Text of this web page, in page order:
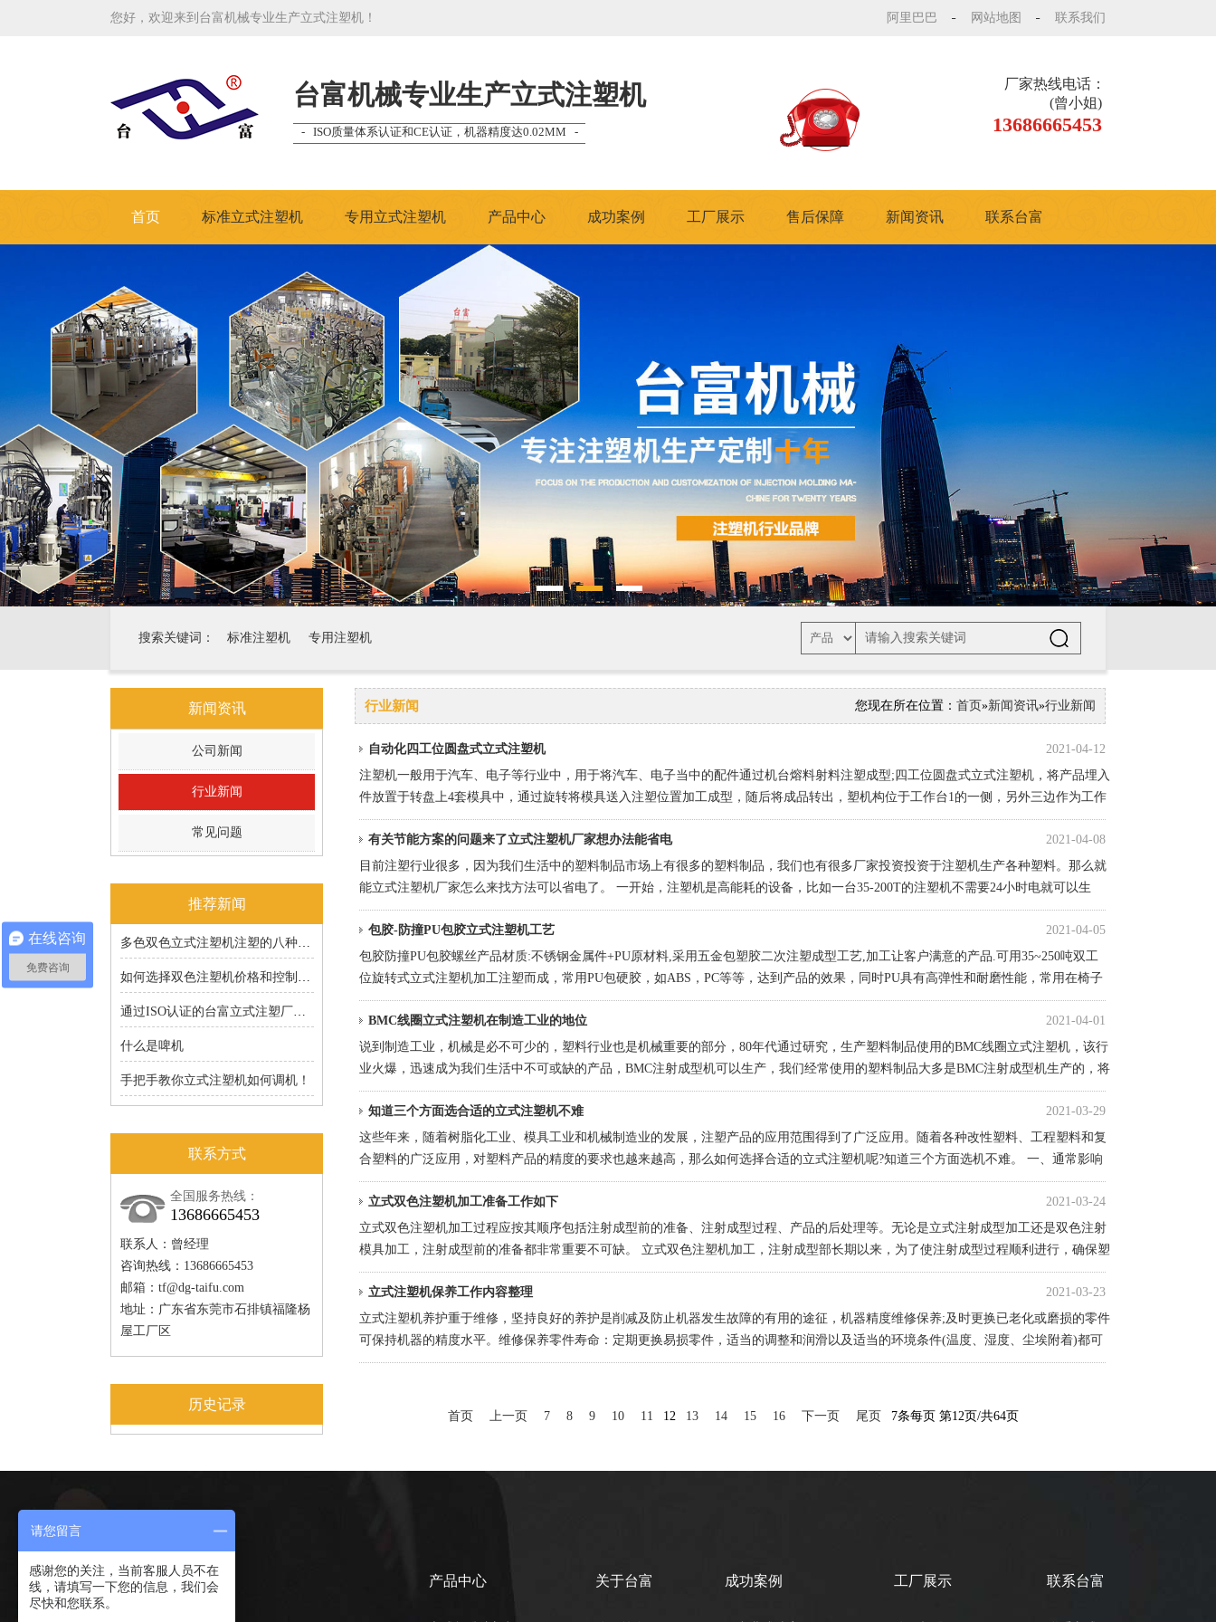
您好，欢迎来到台富机械专业生产立式注塑机！ 联系我们
网站地图
阿里巴巴
台富机械专业生产立式注塑机
- ISO质量体系认证和CE认证，机器精度达0.02MM -
厂家热线电话：
(曾小姐)
13686665453
首页 标准立式注塑机 专用立式注塑机 产品中心 成功案例 工厂展示 售后保障 新闻资讯 联系台富
搜索关键词： 标准注塑机 专用注塑机
新闻资讯
公司新闻
行业新闻
常见问题
推荐新闻
多色双色立式注塑机注塑的八种成型工艺分享
如何选择双色注塑机价格和控制成本
通过ISO认证的台富立式注塑厂家的6S原来有道理的
什么是啤机
手把手教你立式注塑机如何调机！
联系方式
全国服务热线：
13686665453
联系人：曾经理
咨询热线：13686665453
邮箱： tf@dg-taifu.com
地址：广东省东莞市石排镇福隆杨
屋工厂区
历史记录
您现在所在位置： 首页»新闻资讯»行业新闻
行业新闻
2021-04-12
自动化四工位圆盘式立式注塑机
注塑机一般用于汽车、电子等行业中，用于将汽车、电子当中的配件通过机台熔料射料注塑成型;四工位圆盘式立式注塑机，将产品埋入
件放置于转盘上4套模具中，通过旋转将模具送入注塑位置加工成型，随后将成品转出，塑机构位于工作台1的一侧，另外三边作为工作
台1的三个工位，供三个工人工作，转盘机构能够带动模具转动至注
2021-04-08
有关节能方案的问题来了立式注塑机厂家想办法能省电
目前注塑行业很多，因为我们生活中的塑料制品市场上有很多的塑料制品，我们也有很多厂家投资投资于注塑机生产各种塑料。那么就
能立式注塑机厂家怎么来找方法可以省电了。 一开始，注塑机是高能耗的设备，比如一台35-200T的注塑机不需要24小时电就可以生
产，成本大约在90百到450元左右，很多注塑机都
2021-04-05
包胶-防撞PU包胶立式注塑机工艺
包胶防撞PU包胶螺丝产品材质:不锈钢金属件+PU原材料,采用五金包塑胶二次注塑成型工艺,加工让客户满意的产品.可用35~250吨双工
位旋转式立式注塑机加工注塑而成，常用PU包硬胶，如ABS ， PC等等，达到产品的效果，同时PU具有高弹性和耐磨性能，常用在椅子
轮子、箱包轮子等等，
2021-04-01
BMC线圈立式注塑机在制造工业的地位
说到制造工业，机械是必不可少的，塑料行业也是机械重要的部分，80年代通过研究，生产塑料制品使用的BMC线圈立式注塑机，该行
业火爆，迅速成为我们生活中不可或缺的产品，BMC注射成型机可以生产，我们经常使用的塑料制品大多是BMC注射成型机生产的，将
来也是持续大幅增长的行业。 BMC立式注塑机作为
2021-03-29
知道三个方面选合适的立式注塑机不难
这些年来，随着树脂化工业、模具工业和机械制造业的发展，注塑产品的应用范围得到了广泛应用。随着各种改性塑料、工程塑料和复
合塑料的广泛应用，对塑料产品的精度的要求也越来越高，那么如何选择合适的立式注塑机呢?知道三个方面选机不难。 一、通常影响
注塑机选择的重要因素包括产品重复精度、开模位置、周期时
2021-03-24
立式双色注塑机加工准备工作如下
立式双色注塑机加工过程应按其顺序包括注射成型前的准备、注射成型过程、产品的后处理等。无论是立式注射成型加工还是双色注射
模具加工，注射成型前的准备都非常重要不可缺。 立式双色注塑机加工，注射成型部长期以来，为了使注射成型过程顺利进行，确保塑
料制品的质量，在注射成型前要做好必要的准备。包括塑料原料
2021-03-23
立式注塑机保养工作内容整理
立式注塑机养护重于维修，坚持良好的养护是削减及防止机器发生故障的有用的途征，机器精度维修保养;及时更换已老化或磨损的零件
可保持机器的精度水平。维修保养零件寿命：定期更换易损零件，适当的调整和润滑以及适当的环境条件(温度、湿度、尘埃附着)都可
以延长零件的寿命。生产效率：减少停机时间及保持正常运转速度都
首页 上一页 7 8 9 10 11 12 13 14 15 16 下一页 尾页 7条每页 第12页/共64页
在线咨询 产品中心 关于台富 成功案例 工厂展示 联系台富
在线咨询
免费咨询
请您留言
感谢您的关注，当前客服人员不在
线，请填写一下您的信息，我们会
尽快和您联系。